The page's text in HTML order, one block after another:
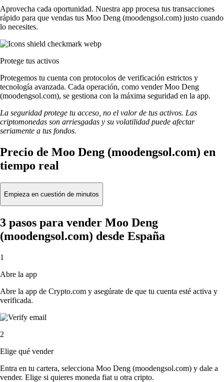
Aprovecha cada oportunidad. Nuestra app procesa tus transacciones
rápido para que vendas tus Moo Deng (moodengsol.com) justo cuando
lo necesites.
Protege tus activos
Protegemos tu cuenta con protocolos de verificación estrictos y
tecnología avanzada. Cada operación, como vender Moo Deng
(moodengsol.com), se gestiona con la máxima seguridad en la app.
La seguridad protege tu acceso, no el valor de tus activos. Las
criptomonedas son arriesgadas y su volatilidad puede afectar
seriamente a tus fondos.
Precio de Moo Deng (moodengsol.com) en
tiempo real
Empieza en cuestión de minutos
3 pasos para vender Moo Deng
(moodengsol.com) desde España
1
Abre la app
Abre la app de Crypto.com y asegúrate de que tu cuenta esté activa y
verificada.
2
Elige qué vender
Entra en tu cartera, selecciona Moo Deng (moodengsol.com) y dale a
vender. Elige si quieres moneda fiat u otra cripto.